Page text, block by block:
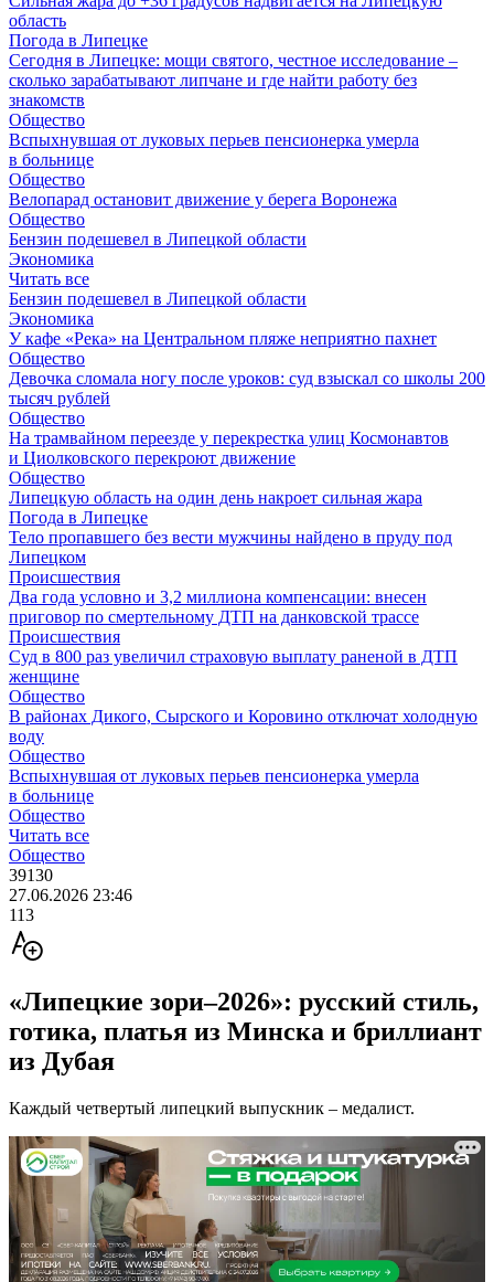
область
Погода в Липецке
Сегодня в Липецке: мощи святого, честное исследование –
сколько зарабатывают липчане и где найти работу без
знакомств
Общество
Вспыхнувшая от луковых перьев пенсионерка умерла
в больнице
Общество
Велопарад остановит движение у берега Воронежа
Общество
Бензин подешевел в Липецкой области
Экономика
Читать все
Бензин подешевел в Липецкой области
Экономика
У кафе «Река» на Центральном пляже неприятно пахнет
Общество
Девочка сломала ногу после уроков: суд взыскал со школы 200
тысяч рублей
Общество
На трамвайном переезде у перекрестка улиц Космонавтов
и Циолковского перекроют движение
Общество
Липецкую область на один день накроет сильная жара
Погода в Липецке
Тело пропавшего без вести мужчины найдено в пруду под
Липецком
Происшествия
Два года условно и 3,2 миллиона компенсации: внесен
приговор по смертельному ДТП на данковской трассе
Происшествия
Суд в 800 раз увеличил страховую выплату раненой в ДТП
женщине
Общество
В районах Дикого, Сырского и Коровино отключат холодную
воду
Общество
Вспыхнувшая от луковых перьев пенсионерка умерла
в больнице
Общество
Читать все
Общество
39130
27.06.2026 23:46
113
«Липецкие зори–2026»: русский стиль,
готика, платья из Минска и бриллиант
из Дубая
Каждый четвертый липецкий выпускник – медалист.